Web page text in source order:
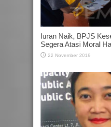
Iuran Naik, BPJS
Segera Atasi Moral
22 November 2019